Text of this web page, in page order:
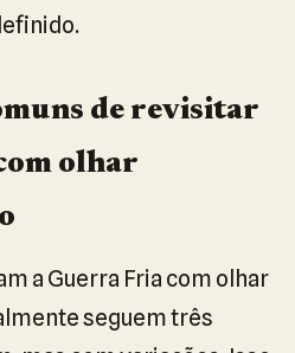
de revisitar
olhar
a Guerra Fria com olhar
seguem três